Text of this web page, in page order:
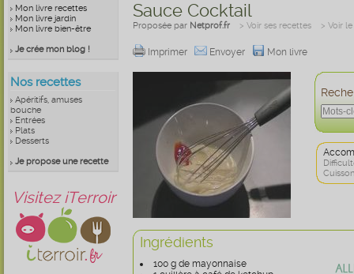
Mon livre recettes
Mon livre jardin
Mon livre bien-être
Je crée mon blog !
Nos recettes
Apéritifs, amuses
bouche
Entrées
Plats
Desserts
Je propose une recette
Visitez iTerroir
Sauce Cocktail
Proposée par Netprof.fr > Voir ses recettes > Voir
Imprimer Envoyer Mon livre
Ingrédients
100 g de mayonnaise